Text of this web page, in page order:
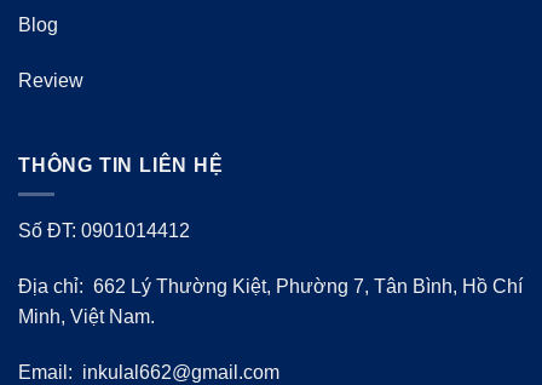
Blog
Review
THÔNG TIN LIÊN HỆ
Số ĐT: 0901014412
Địa chỉ: 662 Lý Thường Kiệt, Phường 7, Tân Bình, Hồ Chí
Minh, Việt Nam.
Email: inkulal662@gmail.com